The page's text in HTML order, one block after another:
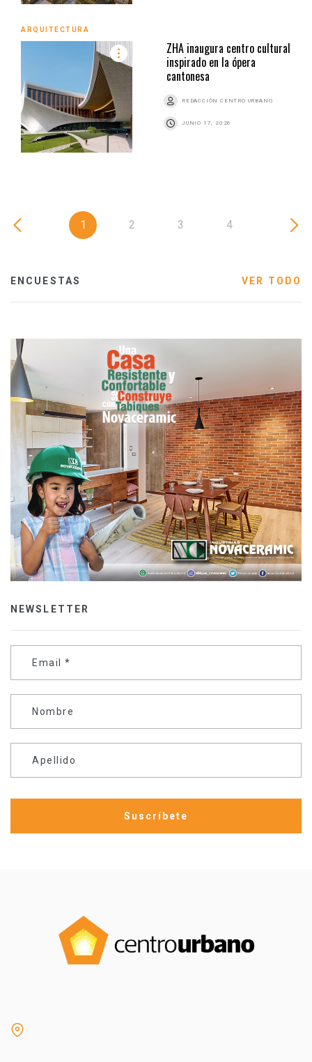
ARQUITECTURA
ZHA inaugura centro cultural
inspirado en la ópera
cantonesa
REDACCIÓN CENTRO URBANO
JUNIO 17, 2026
1 2 3 4
ENCUESTAS VER TODO
NEWSLETTER
Email *
Nombre
Apellido